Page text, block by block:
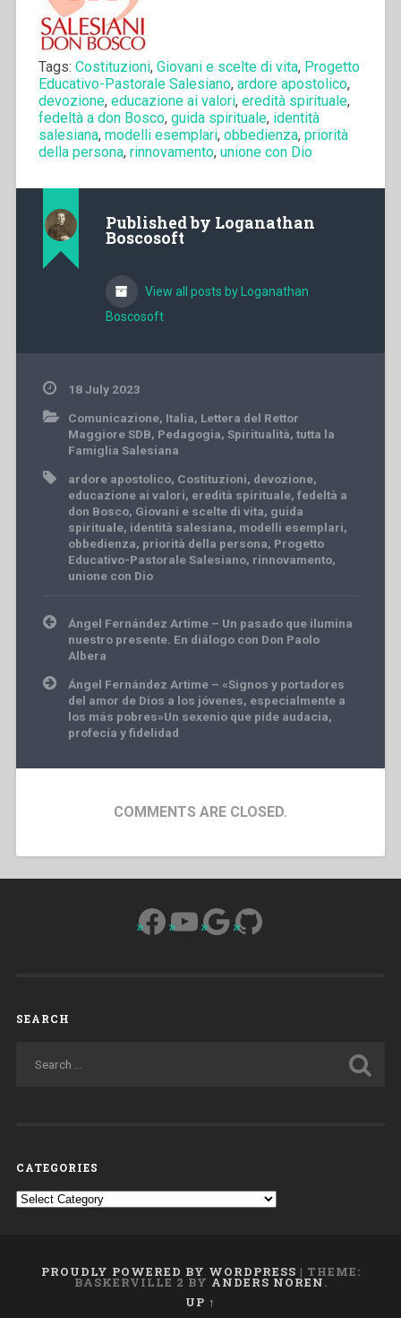
Tags: Costituzioni, Giovani e scelte di vita, Progetto
Educativo-Pastorale Salesiano, ardore apostolico,
devozione, educazione ai valori, eredità spirituale,
fedeltà a don Bosco, guida spirituale, identità
salesiana, modelli esemplari, obbedienza, priorità
della persona, rinnovamento, unione con Dio
Published by Loganathan
Boscosoft
View all posts by Loganathan
Boscosoft
18 July 2023
Comunicazione, Italia, Lettera del Rettor
Maggiore SDB, Pedagogia, Spiritualità, tutta la
Famiglia Salesiana
ardore apostolico, Costituzioni, devozione,
educazione ai valori, eredità spirituale, fedeltà a
don Bosco, Giovani e scelte di vita, guida
spirituale, identità salesiana, modelli esemplari,
obbedienza, priorità della persona, Progetto
Educativo-Pastorale Salesiano, rinnovamento,
unione con Dio
Post
navigation
Ángel Fernández Artime – Un pasado que ilumina
nuestro presente. En diálogo con Don Paolo
Albera
Ángel Fernández Artime – «Signos y portadores
del amor de Dios a los jóvenes, especialmente a
los más pobres»Un sexenio que pide audacia,
profecía y fidelidad
COMMENTS ARE CLOSED.
Facebook
YouTube
Google
GitHub
SEARCH
CATEGORIES
Categories
PROUDLY POWERED BY WORDPRESS | THEME:
BASKERVILLE 2 BY ANDERS NOREN.
UP ↑